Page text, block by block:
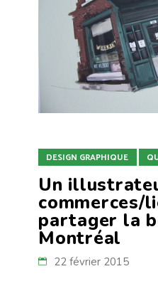
DESIGN GRAPHIQUE
Un
commerces/
partager la
Montréal
22 février 2015